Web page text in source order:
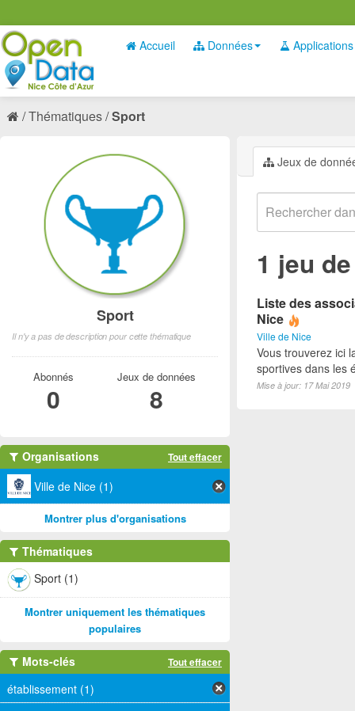
Accueil Données Applications
Thématiques Sport
Jeux de
1 jeu
Liste des
Nice
Ville de Nice
Vous trouverez ici
sportives dans les
Mise à jour: 17 Mai 2019
Sport
Il n'y a pas de description pour cette thématique
Abonnés
0
Jeux de données
8
Organisations Tout effacer
Ville de Nice (1)
Montrer plus d'organisations
Thématiques
Sport (1)
Montrer uniquement les thématiques
populaires
Mots-clés Tout effacer
établissement (1)